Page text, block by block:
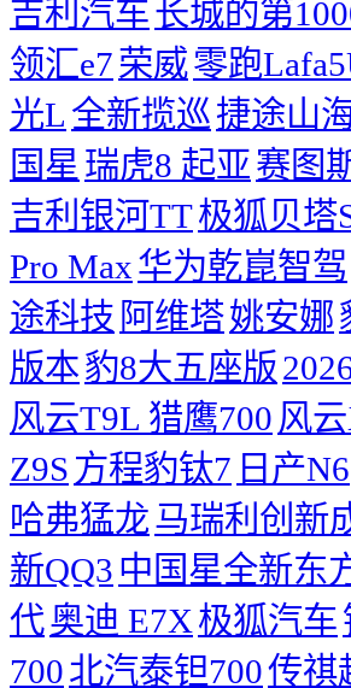
吉利汽车长城的第
领汇e7荣威零跑
光L 全新揽巡捷途山
国星 瑞虎8 起亚赛图
吉利银河TT极狐贝塔
Pro Max华为乾崑智驾
途科技 阿维塔姚安娜
版本豹8大五座版
风云T9L 猎鹰700 风
Z9S 方程豹钛7 日产N6
哈弗猛龙马瑞利创新
新QQ3 中国星全新东
代奥迪 E7X极狐汽车
700北汽泰钽700传祺